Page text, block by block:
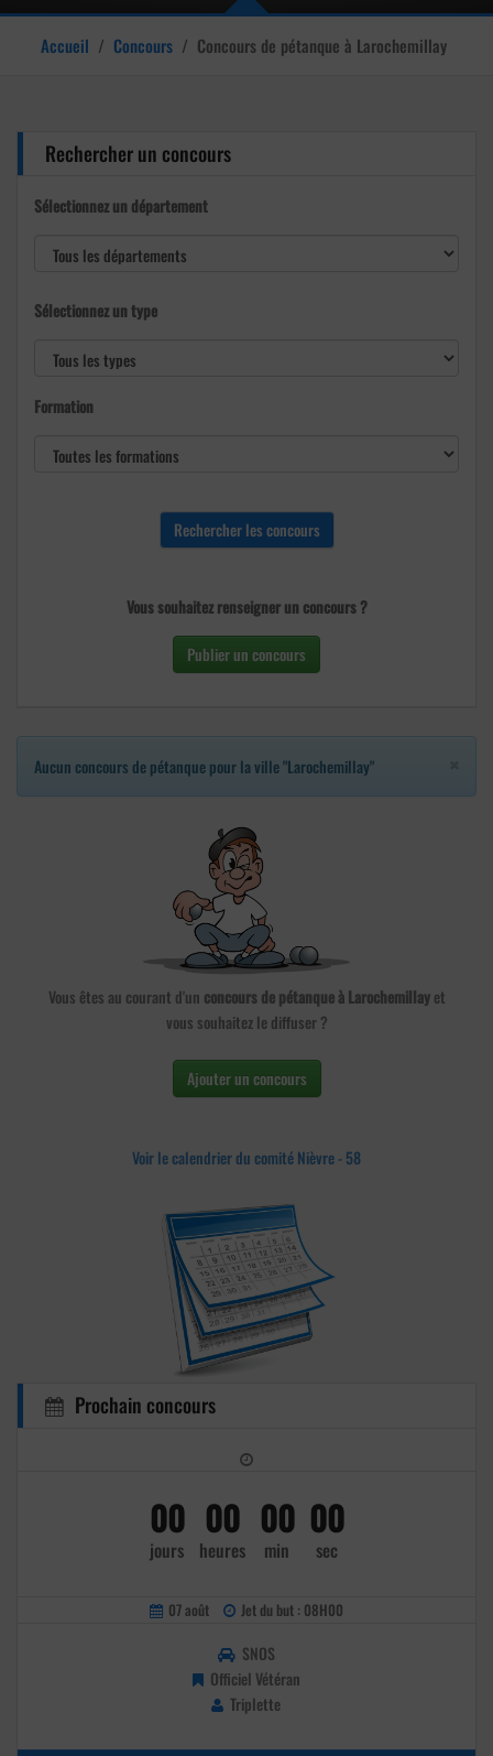
Accueil / Concours / Concours de pétanque à Larochemillay
Rechercher un concours
Sélectionnez un département
Sélectionnez un type
Formation
Vous souhaitez renseigner un concours ?
Publier un concours
Aucun concours de pétanque pour la ville "Larochemillay"
Vous êtes au courant d'un concours de pétanque à Larochemillayet
vous souhaitez le diffuser ?
Ajouter un concours
Voir le calendrier du comité Nièvre - 58
Prochain concours
00
jours
00
heures
00
min
00
sec
07 août Jet du but : 08H00
SNOS
Officiel Vétéran
Triplette